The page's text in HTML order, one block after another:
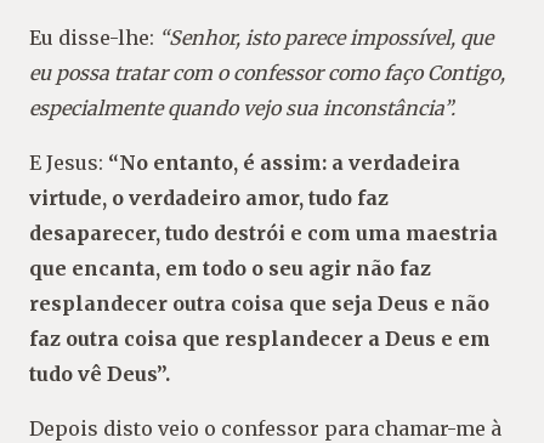
Eu disse-lhe: “Senhor, isto parece impossível, que
eu possa tratar com o confessor como faço Contigo,
especialmente quando vejo sua inconstância”.
E Jesus: “No entanto, é assim: a verdadeira
virtude, o verdadeiro amor, tudo faz
desaparecer, tudo destrói e com uma maestria
que encanta, em todo o seu agir não faz
resplandecer outra coisa que seja Deus e não
faz outra coisa que resplandecer a Deus e em
tudo vê Deus”.
Depois disto veio o confessor para chamar-me à